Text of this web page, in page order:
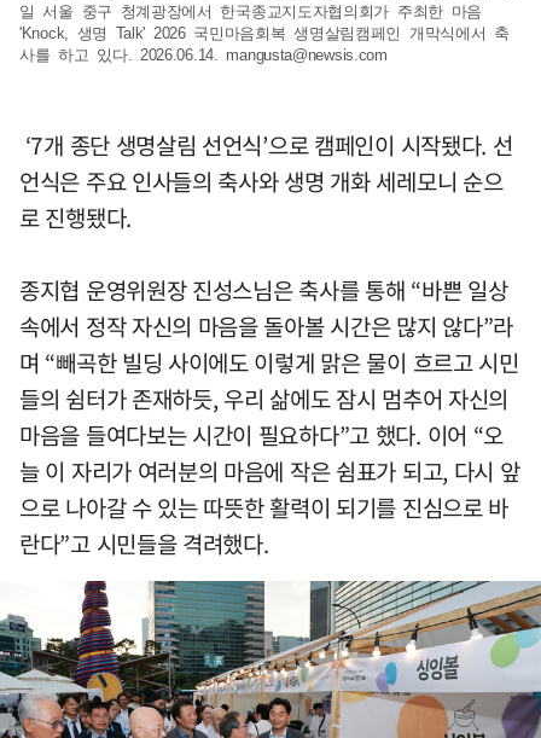
일 서울 중구 청계광장에서 한국종교지도자협의회가 주최한 마음
'Knock, 생명 Talk' 2026 국민마음회복 생명살림캠페인 개막식에서 축
사를 하고 있다. 2026.06.14. mangusta@newsis.com
‘7개 종단 생명살림 선언식’으로 캠페인이 시작됐다. 선
언식은 주요 인사들의 축사와 생명 개화 세레모니 순으
로 진행됐다.
종지협 운영위원장 진성스님은 축사를 통해 “바쁜 일상
속에서 정작 자신의 마음을 돌아볼 시간은 많지 않다”라
며 “빼곡한 빌딩 사이에도 이렇게 맑은 물이 흐르고 시민
들의 쉼터가 존재하듯, 우리 삶에도 잠시 멈추어 자신의
마음을 들여다보는 시간이 필요하다”고 했다. 이어 “오
늘 이 자리가 여러분의 마음에 작은 쉼표가 되고, 다시 앞
으로 나아갈 수 있는 따뜻한 활력이 되기를 진심으로 바
란다”고 시민들을 격려했다.